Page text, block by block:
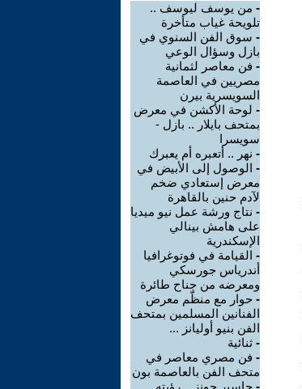
- من يوسف ليوسف ..
تلويحة غياب متأخرة
- سوق الفن السنوي في
بازل وسؤال الوعي
- فن معاصر لثمانية
مصريين في العاصمة
السويسرية بيرن
- لوحة الأكشن في معرض
بمتحف بايلار .. بازل -
سويسرا
- نهر .. أتعبره أم يعبرك
- الوصول إلى الأبيض في
معرض إستعادي ضخم
لآدم حنين بالقاهرة
- نتاج ورشة عمل نيو ميديا
على هامش بينالي
الإسكندرية
- القيامة في فوتوغرافيا
أندرياس جورسكي
ومعرضه من جناح طائرة
- حوار مع منظّم معرض
الفنانين المسلمين بمتحف
الفن بنيو أوليانز ...
- ثنائية
- فن مصري معاصر في
متحف الفن بالعاصمة بون
- جاسبر جونز .. رؤيته